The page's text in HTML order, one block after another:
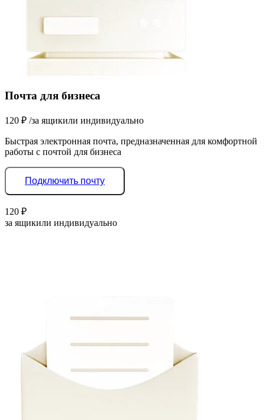
Почта для бизнеса
120 ₽ /за ящикили индивидуально
Быстрая электронная почта, предназначенная для комфортной
работы с почтой для бизнеса
Подключить почту
120 ₽
за ящикили индивидуально